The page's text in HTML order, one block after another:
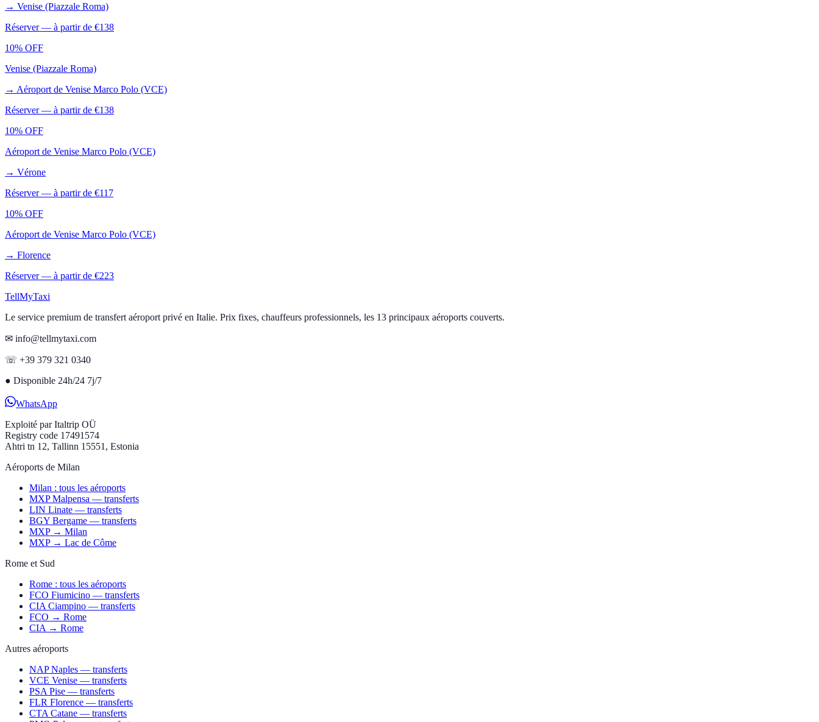
→ Venise (Piazzale Roma)
Réserver — à partir de €138
10% OFF
Venise (Piazzale Roma)
→ Aéroport de Venise Marco Polo (VCE)
Réserver — à partir de €138
10% OFF
Aéroport de Venise Marco Polo (VCE)
→ Vérone
Réserver — à partir de €117
10% OFF
Aéroport de Venise Marco Polo (VCE)
→ Florence
Réserver — à partir de €223
TellMyTaxi
Le service premium de transfert aéroport privé en Italie. Prix fixes, chauffeurs professionnels, les 13 principaux aéroports couverts.
✉ info@tellmytaxi.com
☏ +39 379 321 0340
● Disponible 24h/24 7j/7
WhatsApp
Exploité parItaltrip OÜ
Registry code 17491574
Ahtri tn 12, Tallinn 15551, Estonia
Aéroports de Milan
Milan : tous les aéroports
MXP Malpensa — transferts
LIN Linate — transferts
BGY Bergame — transferts
MXP → Milan
MXP → Lac de Côme
Rome et Sud
Rome : tous les aéroports
FCO Fiumicino — transferts
CIA Ciampino — transferts
FCO → Rome
CIA → Rome
Autres aéroports
NAP Naples — transferts
VCE Venise — transferts
PSA Pise — transferts
FLR Florence — transferts
CTA Catane — transferts